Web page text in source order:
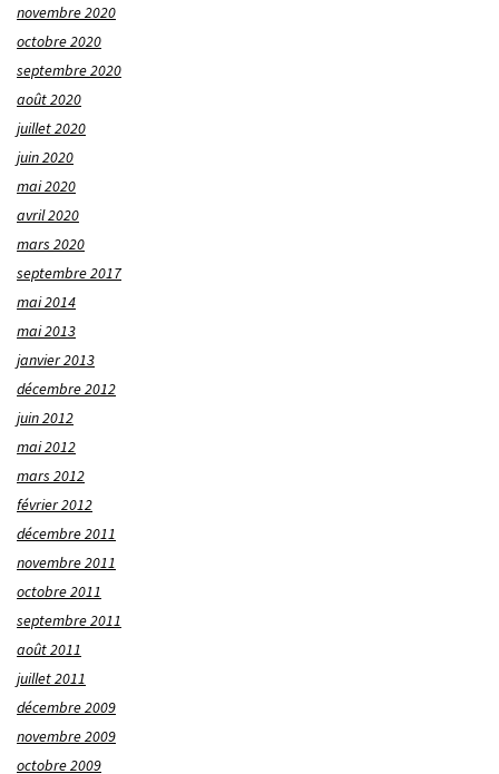
novembre 2020
octobre 2020
septembre 2020
août 2020
juillet 2020
juin 2020
mai 2020
avril 2020
mars 2020
septembre 2017
mai 2014
mai 2013
janvier 2013
décembre 2012
juin 2012
mai 2012
mars 2012
février 2012
décembre 2011
novembre 2011
octobre 2011
septembre 2011
août 2011
juillet 2011
décembre 2009
novembre 2009
octobre 2009